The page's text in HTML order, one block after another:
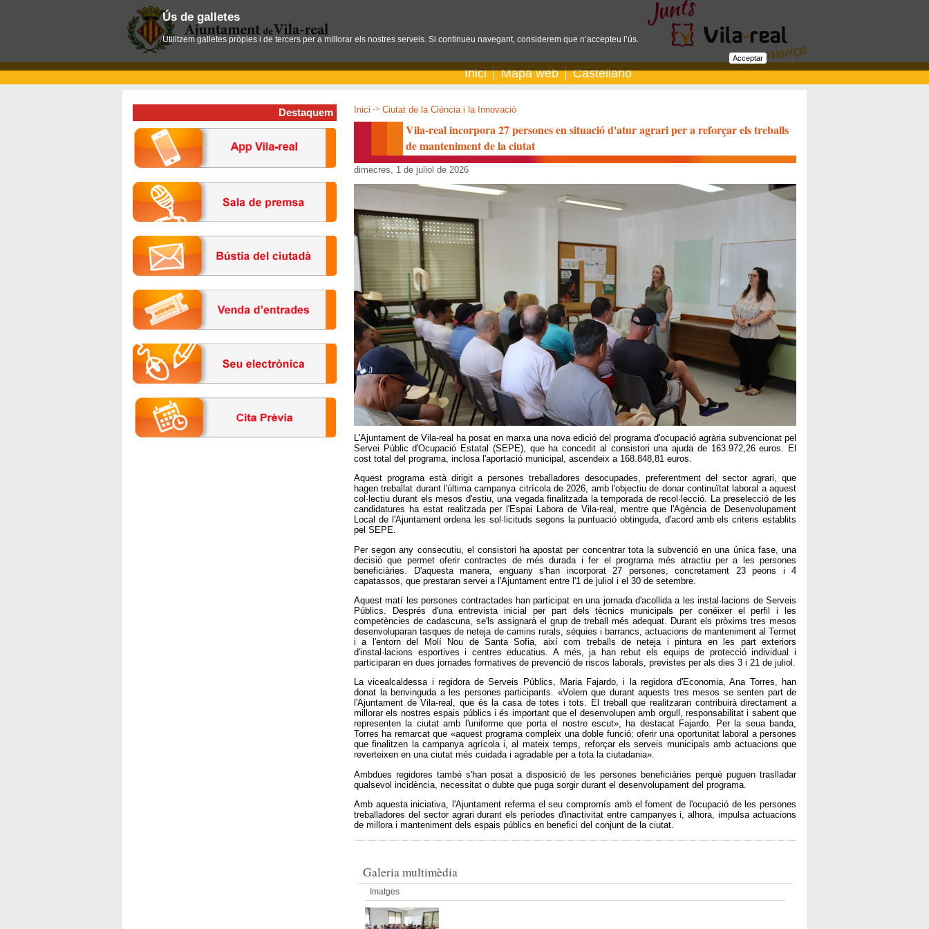
Inici Mapa web Castellano
Inici -> Ciutat de la Ciència i la Innovació
Vila-real incorpora 27 persones en situació d'atur agrari per a reforçar els treballs
de manteniment de la ciutat
dimecres, 1 de juliol de 2026
L'Ajuntament de Vila-real ha posat en marxa una nova edició del programa d'ocupació agrària subvencionat pel
Servei Públic d'Ocupació Estatal (SEPE), que ha concedit al consistori una ajuda de 163.972,26 euros. El
cost total del programa, inclosa l'aportació municipal, ascendeix a 168.848,81 euros.
Aquest programa està dirigit a persones treballadores desocupades, preferentment del sector agrari, que
hagen treballat durant l'última campanya citrícola de 2026, amb l'objectiu de donar continuïtat laboral a aquest
col·lectiu durant els mesos d'estiu, una vegada finalitzada la temporada de recol·lecció. La preselecció de les
candidatures ha estat realitzada per l'Espai Labora de Vila-real, mentre que l'Agència de Desenvolupament
Local de l'Ajuntament ordena les sol·licituds segons la puntuació obtinguda, d'acord amb els criteris establits
pel SEPE.
Per segon any consecutiu, el consistori ha apostat per concentrar tota la subvenció en una única fase, una
decisió que permet oferir contractes de més durada i fer el programa més atractiu per a les persones
beneficiàries. D'aquesta manera, enguany s'han incorporat 27 persones, concretament 23 peons i 4
capatassos, que prestaran servei a l'Ajuntament entre l'1 de juliol i el 30 de setembre.
Aquest matí les persones contractades han participat en una jornada d'acollida a les instal·lacions de Serveis
Públics. Després d'una entrevista inicial per part dels tècnics municipals per conéixer el perfil i les
competències de cadascuna, se'ls assignarà el grup de treball més adequat. Durant els pròxims tres mesos
desenvoluparan tasques de neteja de camins rurals, séquies i barrancs, actuacions de manteniment al Termet
i a l'entorn del Molí Nou de Santa Sofia, així com treballs de neteja i pintura en les part exteriors
d'instal·lacions esportives i centres educatius. A més, ja han rebut els equips de protecció individual i
participaran en dues jornades formatives de prevenció de riscos laborals, previstes per als dies 3 i 21 de juliol.
La vicealcaldessa i regidora de Serveis Públics, Maria Fajardo, i la regidora d'Economia, Ana Torres, han
donat la benvinguda a les persones participants. «Volem que durant aquests tres mesos se senten part de
l'Ajuntament de Vila-real, que és la casa de totes i tots. El treball que realitzaran contribuirà directament a
millorar els nostres espais públics i és important que el desenvolupen amb orgull, responsabilitat i sabent que
representen la ciutat amb l'uniforme que porta el nostre escut», ha destacat Fajardo. Per la seua banda,
Torres ha remarcat que «aquest programa compleix una doble funció: oferir una oportunitat laboral a persones
que finalitzen la campanya agrícola i, al mateix temps, reforçar els serveis municipals amb actuacions que
reverteixen en una ciutat més cuidada i agradable per a tota la ciutadania».
Ambdues regidores també s'han posat a disposició de les persones beneficiàries perquè puguen traslladar
qualsevol incidència, necessitat o dubte que puga sorgir durant el desenvolupament del programa.
Amb aquesta iniciativa, l'Ajuntament referma el seu compromís amb el foment de l'ocupació de les persones
treballadores del sector agrari durant els períodes d'inactivitat entre campanyes i, alhora, impulsa actuacions
de millora i manteniment dels espais públics en benefici del conjunt de la ciutat.
Galeria multimèdia
Imatges
Destaquem
Ús de galletes
Utilitzem galletes pròpies i de tercers per a millorar els nostres serveis. Si continueu navegant, considerem que n’accepteu l’ús.
Acceptar